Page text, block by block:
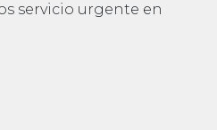
servicio urgente en